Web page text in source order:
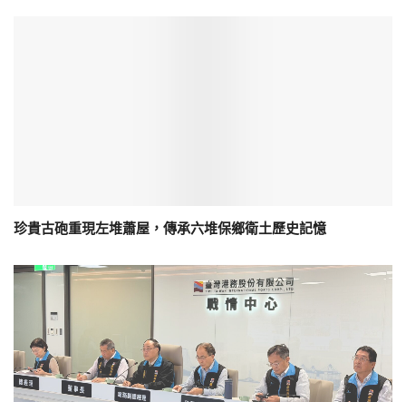
珍貴古砲重現左堆蕭屋，傳承六堆保鄉衛土歷史記憶